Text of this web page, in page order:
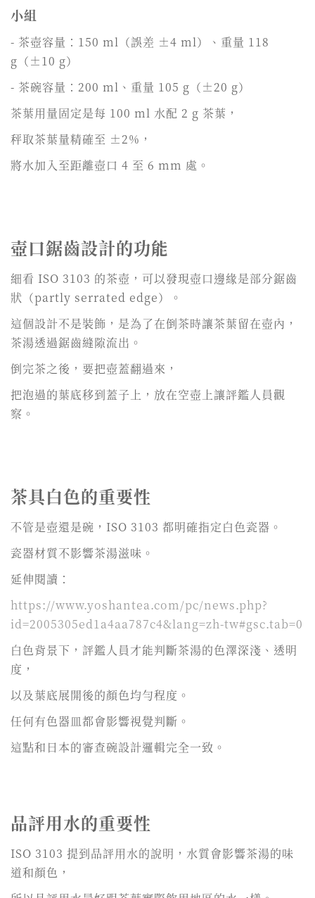
小組
- 茶壺容量：150 ml（誤差 ±4 ml）、重量 118
g（±10 g）
- 茶碗容量：200 ml、重量 105 g（±20 g）
茶葉用量固定是每 100 ml 水配 2 g 茶葉，
秤取茶葉量精確至 ±2%，
將水加入至距離壺口 4 至 6 mm 處。
壺口鋸齒設計的功能
細看 ISO 3103 的茶壺，可以發現壺口邊緣是部分鋸齒
狀（partly serrated edge）。
這個設計不是裝飾，是為了在倒茶時讓茶葉留在壺內，
茶湯透過鋸齒縫隙流出。
倒完茶之後，要把壺蓋翻過來，
把泡過的葉底移到蓋子上，放在空壺上讓評鑑人員觀
察。
茶具白色的重要性
不管是壺還是碗，ISO 3103 都明確指定白色瓷器。
瓷器材質不影響茶湯滋味。
延伸閱讀：
https://www.yoshantea.com/pc/news.php?
id=2005305ed1a4aa787c4&lang=zh-tw#gsc.tab=0
白色背景下，評鑑人員才能判斷茶湯的色澤深淺、透明
度，
以及葉底展開後的顏色均勻程度。
任何有色器皿都會影響視覺判斷。
這點和日本的審查碗設計邏輯完全一致。
品評用水的重要性
ISO 3103 提到品評用水的說明，水質會影響茶湯的味
道和顏色，